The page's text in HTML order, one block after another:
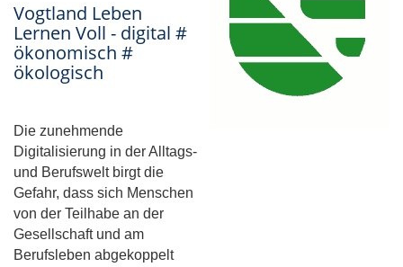
Vogtland Leben
Lernen Voll - digital #
ökonomisch #
ökologisch
Die zunehmende
Digitalisierung in der Alltags-
und Berufswelt birgt die
Gefahr, dass sich Menschen
von der Teilhabe an der
Gesellschaft und am
Berufsleben abgekoppelt